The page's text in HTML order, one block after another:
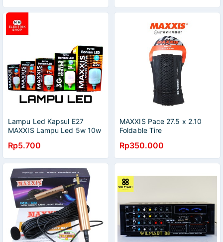
Lampu Led Kapsul E27
MAXXIS Lampu Led 5w 10w
MAXXIS
Rp5.700
MAXXIS Pace 27.5 x 2.10
Foldable Tire
Rp350.000